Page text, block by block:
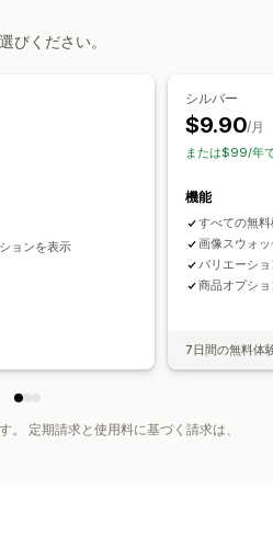
在庫ありの表示
びください。
ョンを表示
シルバー
$9.90/月
または$99/年
機能
すべての無
画像スウォ
バリエーシ
商品オプシ
7日間の無料体
。 定期請求と使用料に基づく請求は、